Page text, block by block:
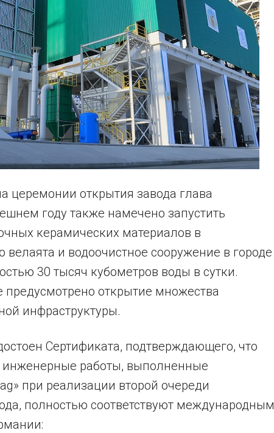
церемонии открытия завода глава
году также намечено запустить
керамических материалов в
велаята и водоочистное сооружение в городе
30 тысяч кубометров воды в сутки.
предусмотрено открытие множества
инфраструктуры.
Сертификата, подтверждающего, что
инженерные работы, выполненные
при реализации второй очереди
полностью соответствуют международным